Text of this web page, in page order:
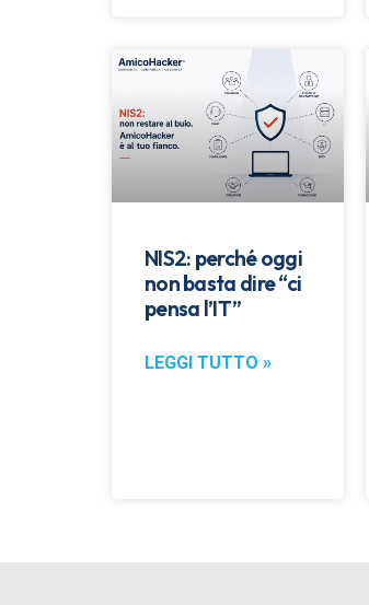
NIS2: perché oggi
non basta dire “ci
pensa l’IT”
LEGGI TUTTO »